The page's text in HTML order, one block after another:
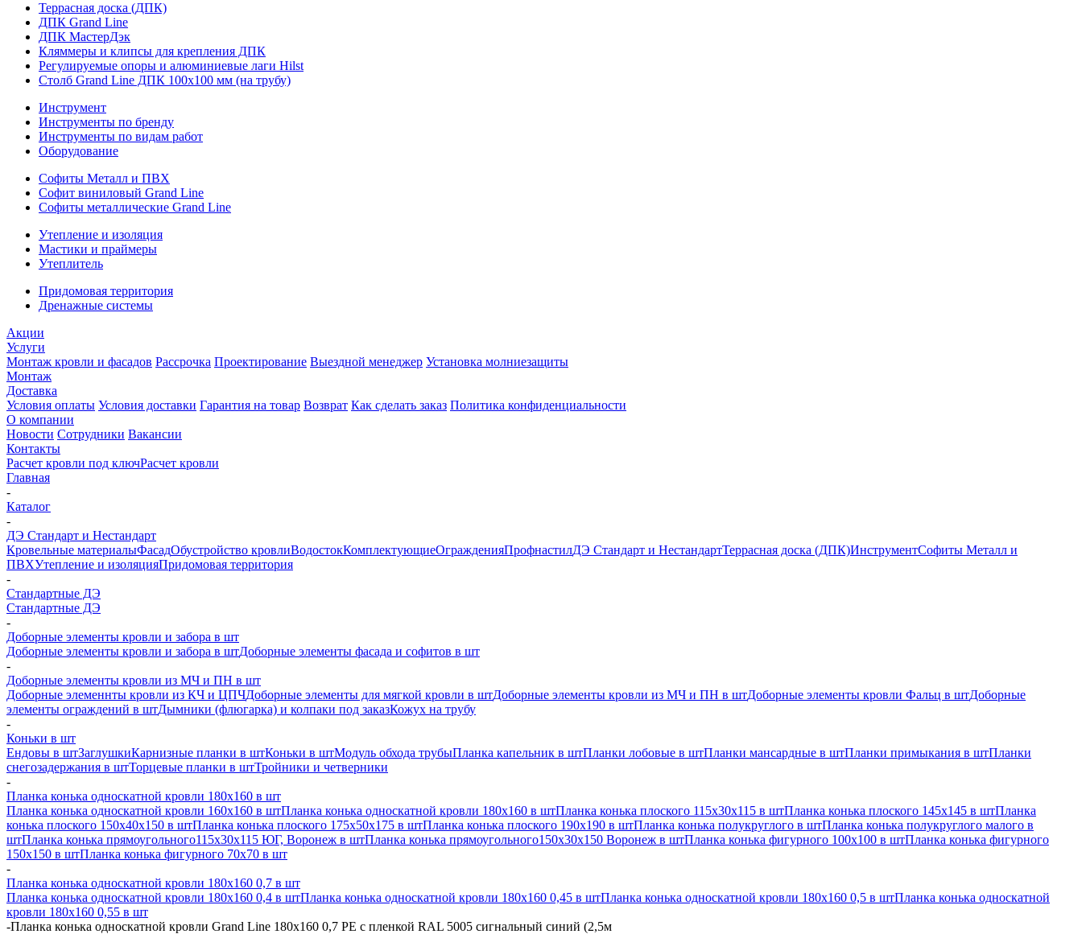
Террасная доска (ДПК)
ДПК Grand Line
ДПК МастерДэк
Кляммеры и клипсы для крепления ДПК
Регулируемые опоры и алюминиевые лаги Hilst
Столб Grand Line ДПК 100х100 мм (на трубу)
Инструмент
Инструменты по бренду
Инструменты по видам работ
Оборудование
Софиты Металл и ПВХ
Софит виниловый Grand Line
Софиты металлические Grand Line
Утепление и изоляция
Мастики и праймеры
Утеплитель
Придомовая территория
Дренажные системы
Акции
Услуги
Монтаж кровли и фасадов Рассрочка Проектирование Выездной менеджер Установка молниезащиты
Монтаж
Доставка
Условия оплаты Условия доставки Гарантия на товар Возврат Как сделать заказ Политика конфиденциальности
О компании
Новости Сотрудники Вакансии
Контакты
Расчет кровли под ключРасчет кровли
Главная
-
Каталог
-
ДЭ Стандарт и Нестандарт
Кровельные материалыФасадОбустройство кровлиВодостокКомплектующиеОгражденияПрофнастилДЭ Стандарт и НестандартТеррасная доска (ДПК)ИнструментСофиты Металл и
ПВХУтепление и изоляцияПридомовая территория
-
Стандартные ДЭ
Стандартные ДЭ
-
Доборные элементы кровли и забора в шт
Доборные элементы кровли и забора в штДоборные элементы фасада и софитов в шт
-
Доборные элементы кровли из МЧ и ПН в шт
Доборные элеменнты кровли из КЧ и ЦПЧДоборные элементы для мягкой кровли в штДоборные элементы кровли из МЧ и ПН в штДоборные элементы кровли Фальц в штДоборные
элементы ограждений в штДымники (флюгарка) и колпаки под заказКожух на трубу
-
Коньки в шт
Ендовы в штЗаглушкиКарнизные планки в штКоньки в штМодуль обхода трубыПланка капельник в штПланки лобовые в штПланки мансардные в штПланки примыкания в штПланки
снегозадержания в штТорцевые планки в штТройники и четверники
-
Планка конька односкатной кровли 180х160 в шт
Планка конька односкатной кровли 160х160 в штПланка конька односкатной кровли 180х160 в штПланка конька плоского 115х30х115 в штПланка конька плоского 145х145 в штПланка
конька плоского 150х40х150 в штПланка конька плоского 175х50х175 в штПланка конька плоского 190х190 в штПланка конька полукруглого в штПланка конька полукруглого малого в
штПланка конька прямоугольного115х30х115 ЮГ, Воронеж в штПланка конька прямоугольного150х30х150 Воронеж в штПланка конька фигурного 100x100 в штПланка конька фигурного
150x150 в штПланка конька фигурного 70x70 в шт
-
Планка конька односкатной кровли 180х160 0,7 в шт
Планка конька односкатной кровли 180х160 0,4 в штПланка конька односкатной кровли 180х160 0,45 в штПланка конька односкатной кровли 180х160 0,5 в штПланка конька односкатной
кровли 180х160 0,55 в шт
-Планка конька односкатной кровли Grand Line 180x160 0,7 PE с пленкой RAL 5005 сигнальный синий (2,5м